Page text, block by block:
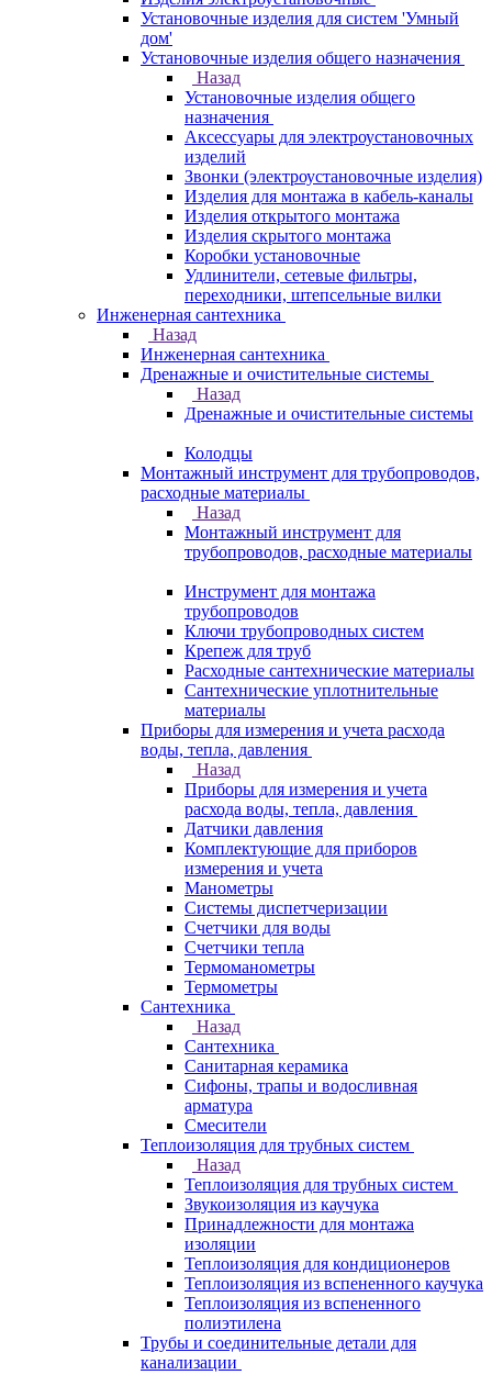
Установочные изделия для систем 'Умный
дом'
Установочные изделия общего назначения
Назад
Установочные изделия общего
назначения
Аксессуары для электроустановочных
изделий
Звонки (электроустановочные изделия)
Изделия для монтажа в кабель-каналы
Изделия открытого монтажа
Изделия скрытого монтажа
Коробки установочные
Удлинители, сетевые фильтры,
переходники, штепсельные вилки
Инженерная сантехника
Назад
Инженерная сантехника
Дренажные и очистительные системы
Назад
Дренажные и очистительные системы
Колодцы
Монтажный инструмент для трубопроводов,
расходные материалы
Назад
Монтажный инструмент для
трубопроводов, расходные материалы
Инструмент для монтажа
трубопроводов
Ключи трубопроводных систем
Крепеж для труб
Расходные сантехнические материалы
Сантехнические уплотнительные
материалы
Приборы для измерения и учета расхода
воды, тепла, давления
Назад
Приборы для измерения и учета
расхода воды, тепла, давления
Датчики давления
Комплектующие для приборов
измерения и учета
Манометры
Системы диспетчеризации
Счетчики для воды
Счетчики тепла
Термоманометры
Термометры
Сантехника
Назад
Сантехника
Санитарная керамика
Сифоны, трапы и водосливная
арматура
Смесители
Теплоизоляция для трубных систем
Назад
Теплоизоляция для трубных систем
Звукоизоляция из каучука
Принадлежности для монтажа
изоляции
Теплоизоляция для кондиционеров
Теплоизоляция из вспененного каучука
Теплоизоляция из вспененного
полиэтилена
Трубы и соединительные детали для
канализации